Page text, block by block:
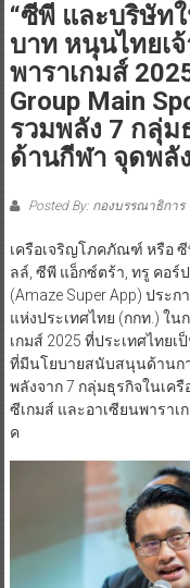
“ซีพี และบริษัท
บาท หนุนไทยเ
พาราเกมส์
Group Main
รวมพลัง 7 กลุ่ม
ด้านกีฬา จุดพลั
Posted By: กองบรรณาธิการ
เครือเจริญโภคภัณฑ์ หรือ ซี
ลล์, ซีพี แอ็กซ์ตร้า, ทรู คอร์
(Amaze Super App) ประ
แห่งประเทศไทย (กกท.) ใ
เกมส์ 2025 ที่ประเทศไทย
ที่มีนโยบายสนับสนุนด้านก
พลังจาก 7 กลุ่มธุรกิจในเครื
ซีเกมส์ และอาเซียนพาราเ
ค